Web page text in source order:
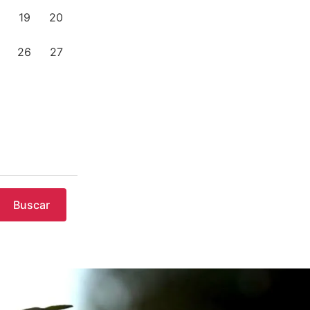
19 20
26 27
Buscar